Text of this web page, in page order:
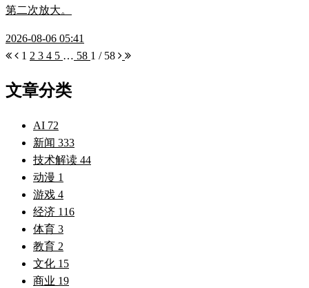
第二次放大。
2026-08-06 05:41
1 2 3 4 5 … 58 1 / 58
文章分类
AI 72
新闻 333
技术解读 44
动漫 1
游戏 4
经济 116
体育 3
教育 2
文化 15
商业 19